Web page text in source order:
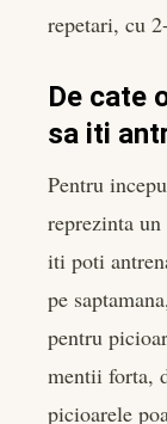
repetari, cu
De cate
sa iti
Pentru
reprezinta un
iti poti
pe
pentru
mentii forta,
picioarele